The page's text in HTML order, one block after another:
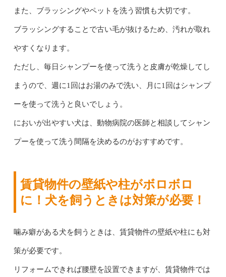
また、ブラッシングやペットを洗う習慣も大切です。
ブラッシングすることで古い毛が抜けるため、汚れが取れ
やすくなります。
ただし、毎日シャンプーを使って洗うと皮膚が乾燥してし
まうので、週に1回はお湯のみで洗い、月に1回はシャンプ
ーを使って洗うと良いでしょう。
においが出やすい犬は、動物病院の医師と相談してシャン
プーを使って洗う間隔を決めるのがおすすめです。
賃貸物件の壁紙や柱がボロボロ
に！犬を飼うときは対策が必要！
噛み癖がある犬を飼うときは、賃貸物件の壁紙や柱にも対
策が必要です。
リフォームできれば腰壁を設置できますが、賃貸物件では